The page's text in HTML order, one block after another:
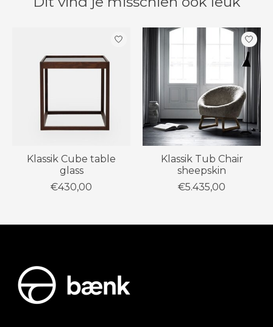
Items van productcarrousel
Klassik Cube table
glass
€430,00
Klassik Tub Chair
sheepskin
€5.435,00